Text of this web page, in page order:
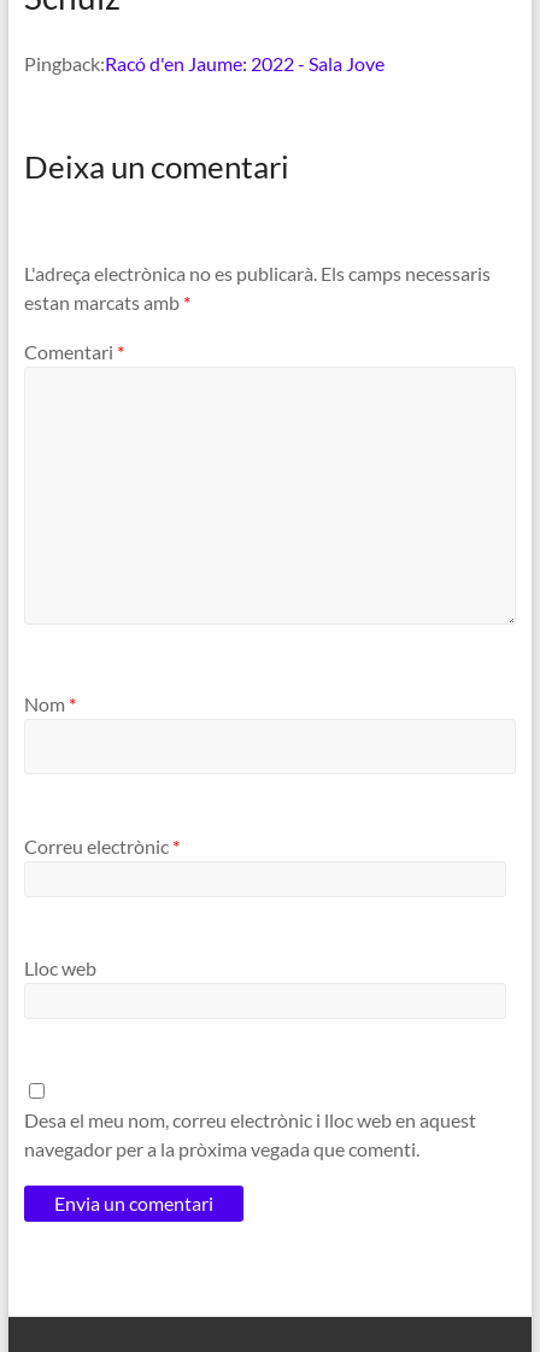
Pingback:Racó d'en Jaume: 2022 - Sala Jove
Deixa un comentari
L'adreça electrònica no es publicarà. Els camps necessaris
estan marcats amb *
Comentari *
Nom *
Correu electrònic *
Lloc web
Desa el meu nom, correu electrònic i lloc web en aquest
navegador per a la pròxima vegada que comenti.